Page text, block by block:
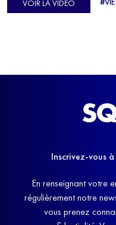
avant de trouver un nouvel
VOIR LA VIDÉO
Inscrivez-vous
En renseignant votre
régulièrement notre
vous prenez